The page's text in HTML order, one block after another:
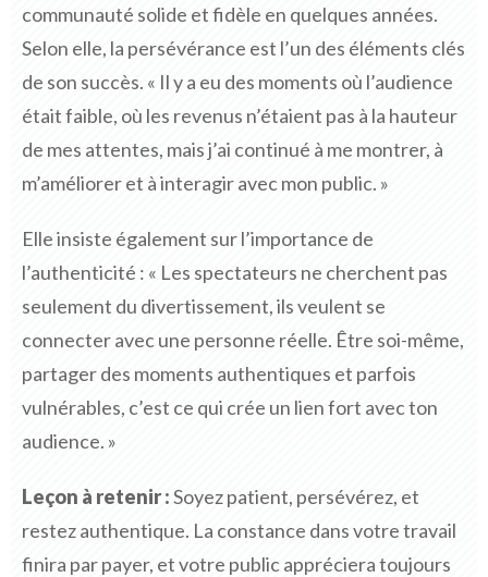
communauté solide et fidèle en quelques années.
Selon elle, la persévérance est l’un des éléments clés
de son succès. « Il y a eu des moments où l’audience
était faible, où les revenus n’étaient pas à la hauteur
de mes attentes, mais j’ai continué à me montrer, à
m’améliorer et à interagir avec mon public. »
Elle insiste également sur l’importance de
l’authenticité : « Les spectateurs ne cherchent pas
seulement du divertissement, ils veulent se
connecter avec une personne réelle. Être soi-même,
partager des moments authentiques et parfois
vulnérables, c’est ce qui crée un lien fort avec ton
audience. »
Leçon à retenir :Soyez patient, persévérez, et
restez authentique. La constance dans votre travail
finira par payer, et votre public appréciera toujours